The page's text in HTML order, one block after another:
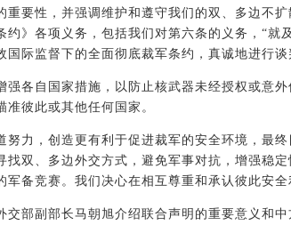
重要性，并强调维护和遵守我们的双、多边不
约》各项义务，包括我们对第六条的义务，“就
国际监督下的全面彻底裁军条约，真诚地进行谈
强各自国家措施，以防止核武器未经授权或意
准彼此或其他任何国家。
努力，创造更有利于促进裁军的安全环境，最
找双、多边外交方式，避免军事对抗，增强稳
军备竞赛。我们决心在相互尊重和承认彼此安
交部副部长马朝旭介绍联合声明的重要意义和